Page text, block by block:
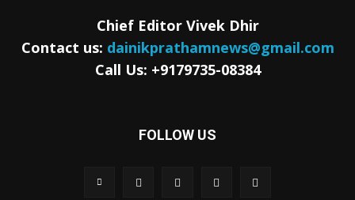
Chief Editor Vivek Dhir
Contact us: dainikprathamnews@gmail.com
Call Us: +9179735-08384
FOLLOW US